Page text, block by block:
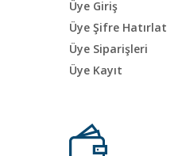
Üye Giriş
Üye Şifre Hatırlat
Üye Siparişleri
Üye Kayıt